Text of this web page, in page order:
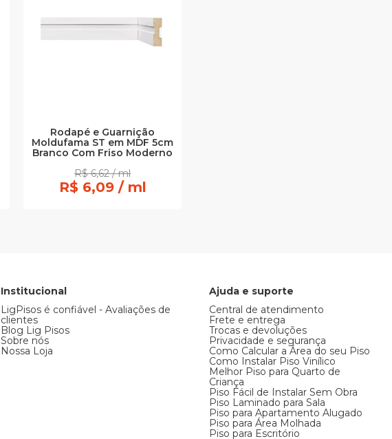
Rodapé e Guarnição
Moldufama ST em MDF 5cm
Branco Com Friso Moderno
R$ 6,62 / ml
R$ 6,09 / ml
Institucional
LigPisos é confiável - Avaliações de
clientes
Blog Lig Pisos
Sobre nós
Nossa Loja
Ajuda e suporte
Central de atendimento
Frete e entrega
Trocas e devoluções
Privacidade e segurança
Como Calcular a Área do seu Piso
Como Instalar Piso Vinílico
Melhor Piso para Quarto de
Criança
Piso Fácil de Instalar Sem Obra
Piso Laminado para Sala
Piso para Apartamento Alugado
Piso para Área Molhada
Piso para Escritório